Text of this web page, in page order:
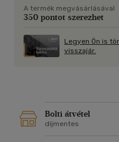
szép leány, Jézusfaragó
el, utóbbi kettő a Nemzeti
hagyománynak a
is fundamentumát
bemutatása mindmáig a
törlesztésre váró adóssága...
A termék megvásárlásával
350 pontot szerezhet
Legyen Ön is
visszajár.
Bolti átvétel
díjmentes